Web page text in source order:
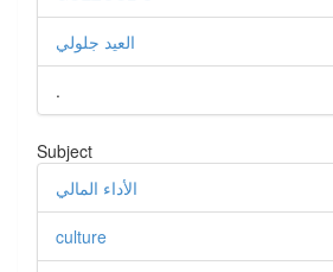
العيد جلولي
.
Subject
الأداء المالي
culture